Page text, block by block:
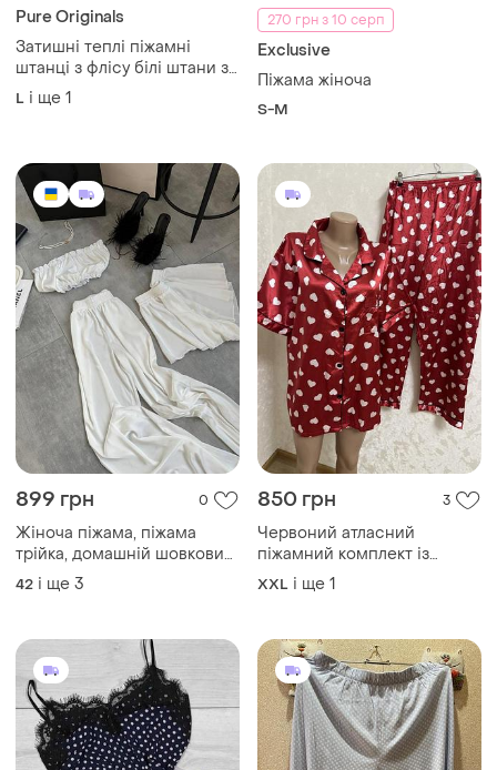
Pure Originals
Затишні теплі піжамні
штанці з флісу білі штани з
м'якого матеріалу
L і ще 1
270 грн з 10 серп
Exclusive
Піжама жіноча
S-M
899 грн 0
Жіноча піжама, піжама
трійка, домашній шовковий
комплект трійка
42 і ще 3
850 грн 3
Червоний атласний
піжамний комплект із
принтом у білі серця
XXL і ще 1